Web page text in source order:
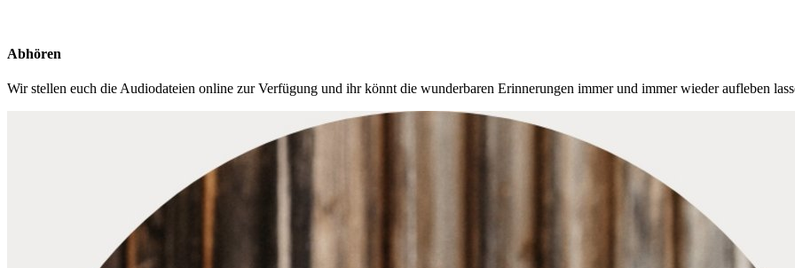
Abhören
Wir stellen euch die Audio­dateien online zur Verfügung und ihr könnt die wunder­baren Erinnerungen immer und immer wieder aufleben